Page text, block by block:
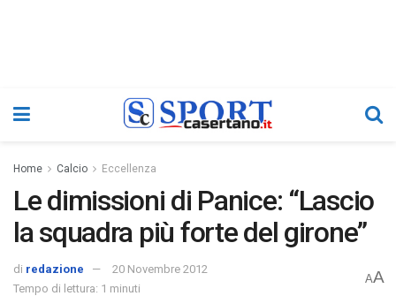
Home Calcio Eccellenza
Le dimissioni di Panice: “Lascio
la squadra più forte del girone”
di redazione
20 Novembre 2012
Tempo di lettura: 1 minuti
AA